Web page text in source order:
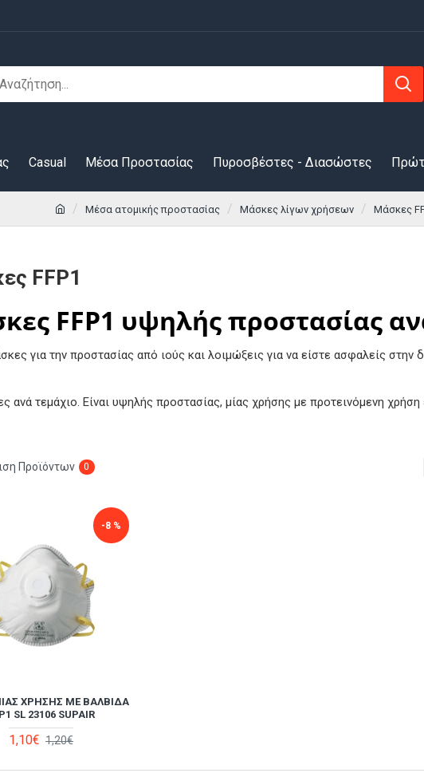
Casual Μέσα Προστασίας Πυροσβέστες - Διασώστες
Μέσα ατομικής προστασίας Μάσκες λίγων χρήσεων Μάσκες
FFP1
FFP1 υψηλής προστασίας
για την προστασίας από ιούς και λοιμώξεις για να είστε ασφαλείς
ανά τεμάχιο. Είναι υψηλής προστασίας, μίας χρήσης με προτεινόμενη
Προϊόντων 0
-8 %
ΧΡΉΣΗΣ ΜΕ ΒΑΛΒΊΔΑ
SL 23106 SUPAIR
1,10€ 1,20€